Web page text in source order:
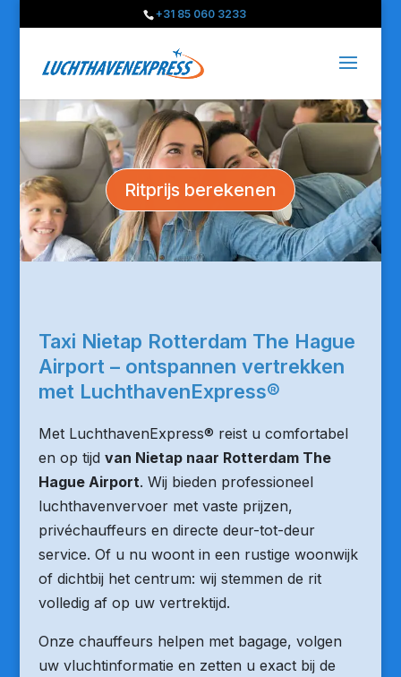
+31 85 060 3233
Ritprijs berekenen
Taxi Nietap Rotterdam The Hague
Airport – ontspannen vertrekken
met LuchthavenExpress®
Met LuchthavenExpress® reist u comfortabel
en op tijd van Nietap naar Rotterdam The
Hague Airport. Wij bieden professioneel
luchthavenvervoer met vaste prijzen,
privéchauffeurs en directe deur-tot-deur
service. Of u nu woont in een rustige woonwijk
of dichtbij het centrum: wij stemmen de rit
volledig af op uw vertrektijd.
Onze chauffeurs helpen met bagage, volgen
uw vluchtinformatie en zetten u exact bij de